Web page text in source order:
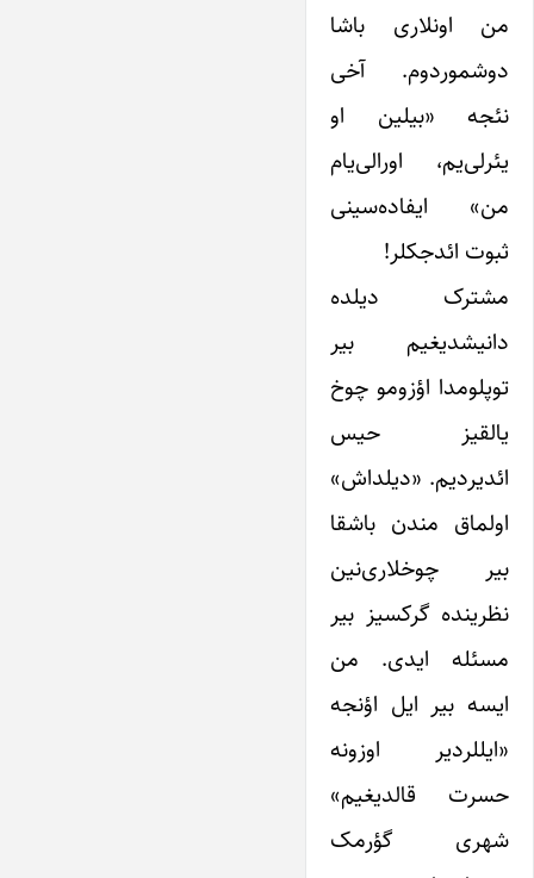
من اونلاری باشا
دوشموردوم. آخی
نئجه «بیلین او
یئرلی‌یم، اورالی‌یام
من» ایفاده‌سینی
ثبوت ائدجکلر!
مشترک دیلده
دانیشدیغیم بیر
توپلومدا اؤزومو چوخ
یالقیز حیس
ائدیردیم. «دیلداش»
اولماق مندن باشقا
بیر چوخلاری‌نین
نظرینده گرکسیز بیر
مسئله ایدی. من
ایسه بیر ایل اؤنجه
«ایللردیر اوزونه
حسرت قالدیغیم»
شهری گؤرمک